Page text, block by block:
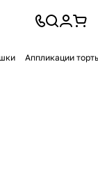
Аппликации